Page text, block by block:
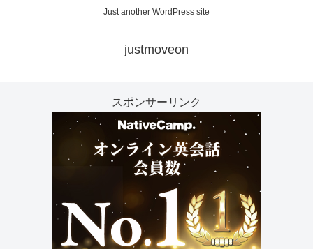
Just another WordPress site
justmoveon
スポンサーリンク